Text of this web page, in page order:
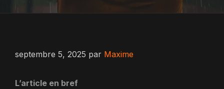
septembre 5, 2025 par Maxime
L’article en bref